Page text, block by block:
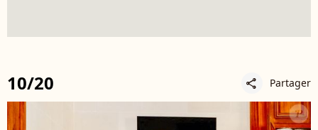
10/20 share Partager